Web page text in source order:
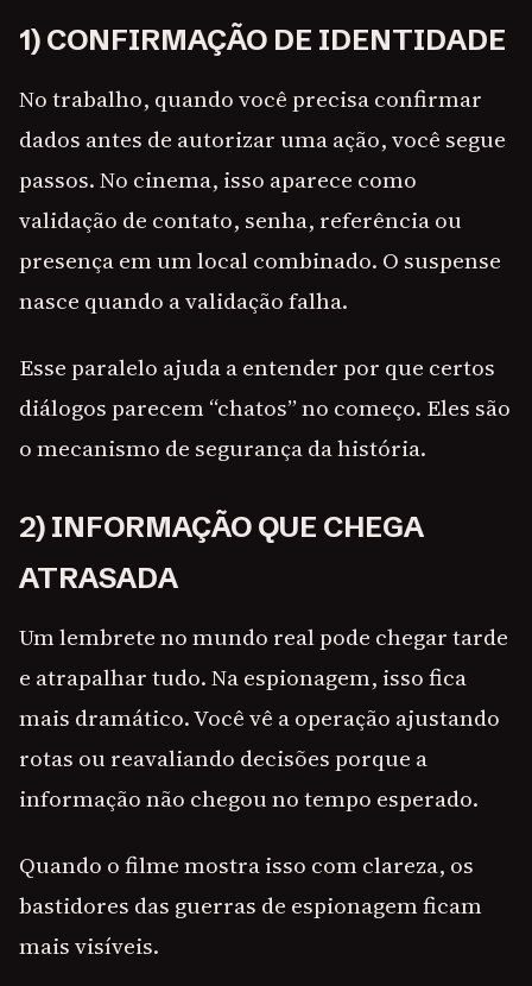
1) CONFIRMAÇÃO DE IDENTIDADE
No trabalho, quando você precisa confirmar
dados antes de autorizar uma ação, você segue
passos. No cinema, isso aparece como
validação de contato, senha, referência ou
presença em um local combinado. O suspense
nasce quando a validação falha.
Esse paralelo ajuda a entender por que certos
diálogos parecem “chatos” no começo. Eles são
o mecanismo de segurança da história.
2) INFORMAÇÃO QUE CHEGA
ATRASADA
Um lembrete no mundo real pode chegar tarde
e atrapalhar tudo. Na espionagem, isso fica
mais dramático. Você vê a operação ajustando
rotas ou reavaliando decisões porque a
informação não chegou no tempo esperado.
Quando o filme mostra isso com clareza, os
bastidores das guerras de espionagem ficam
mais visíveis.